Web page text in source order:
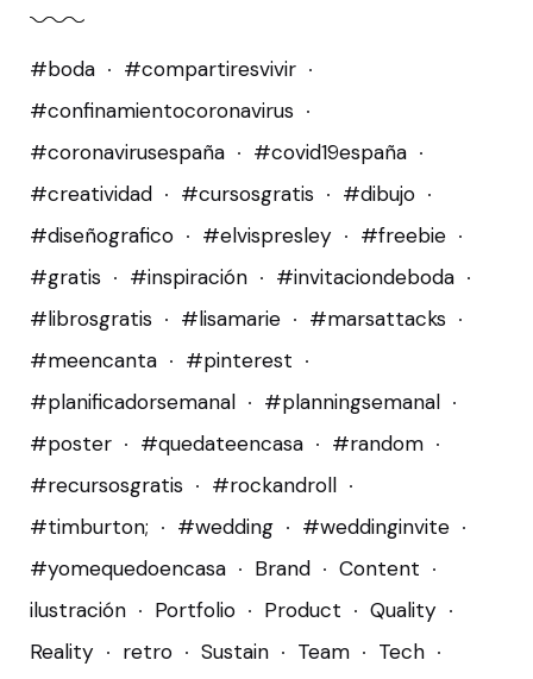
#boda
#compartiresvivir
#confinamientocoronavirus
#coronavirusespaña
#covid19españa
#creatividad
#cursosgratis
#dibujo
#diseñografico
#elvispresley
#freebie
#gratis
#inspiración
#invitaciondeboda
#librosgratis
#lisamarie
#marsattacks
#meencanta
#pinterest
#planificadorsemanal
#planningsemanal
#poster
#quedateencasa
#random
#recursosgratis
#rockandroll
#timburton;
#wedding
#weddinginvite
#yomequedoencasa
Brand
Content
ilustración
Portfolio Product
Quality
Reality
retro Sustain Team
Tech